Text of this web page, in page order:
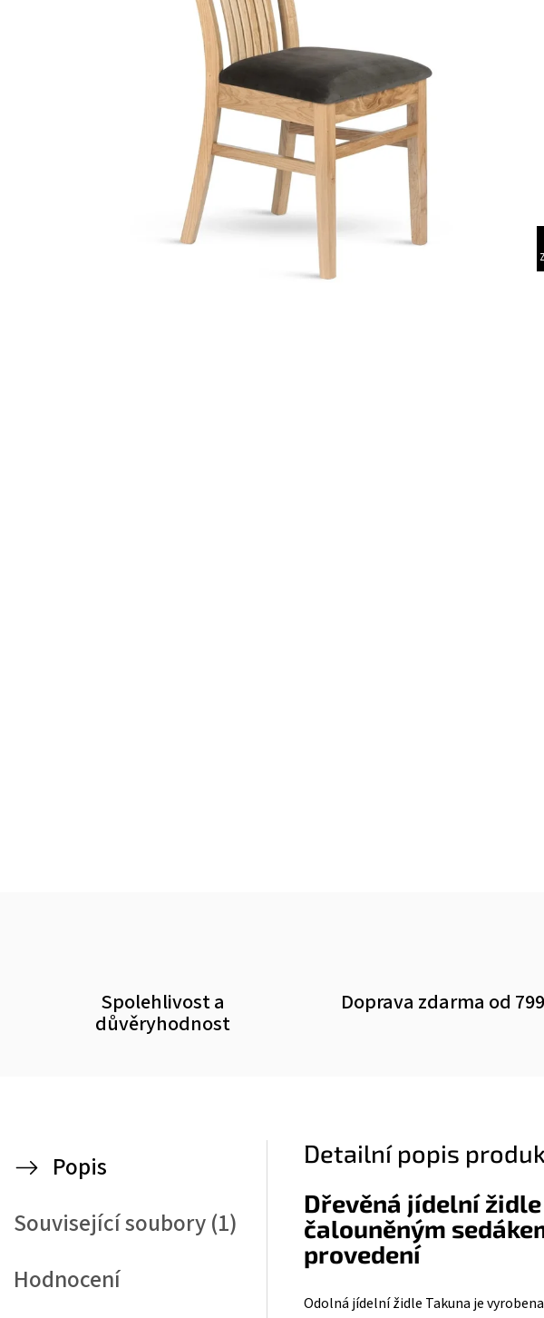
Spolehlivost a
důvěryhodnost
Doprava zdarma od
Popis
Související soubory (1)
Hodnocení
Detailní popis
Dřevěná jídelní židle
čalouněným
provedení
Odolná jídelní židle Takuna je vyrobena